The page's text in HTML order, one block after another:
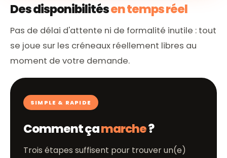
Des disponibilitésen temps réel
Pas de délai d'attente ni de formalité inutile : tout
se joue sur les créneaux réellement libres au
moment de votre demande.
SIMPLE & RAPIDE
Comment çamarche?
Trois étapes suffisent pour trouver un(e)